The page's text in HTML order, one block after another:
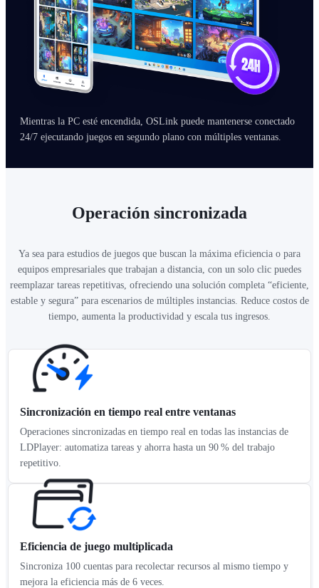
Mientras la PC esté encendida, OSLink puede mantenerse conectado
24/7 ejecutando juegos en segundo plano con múltiples ventanas.
Operación sincronizada
Ya sea para estudios de juegos que buscan la máxima eficiencia o para
equipos empresariales que trabajan a distancia, con un solo clic puedes
reemplazar tareas repetitivas, ofreciendo una solución completa “eficiente,
estable y segura” para escenarios de múltiples instancias. Reduce costos de
tiempo, aumenta la productividad y escala tus ingresos.
Sincronización en tiempo real entre ventanas
Operaciones sincronizadas en tiempo real en todas las instancias de
LDPlayer: automatiza tareas y ahorra hasta un 90 % del trabajo
repetitivo.
Eficiencia de juego multiplicada
Sincroniza 100 cuentas para recolectar recursos al mismo tiempo y
mejora la eficiencia más de 6 veces.